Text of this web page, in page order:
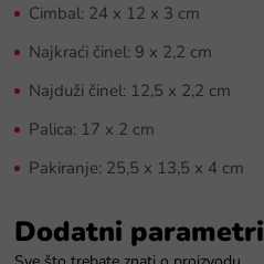
Cimbal: 24 x 12 x 3 cm
Najkraći činel: 9 x 2,2 cm
Najduži činel: 12,5 x 2,2 cm
Palica: 17 x 2 cm
Pakiranje: 25,5 x 13,5 x 4 cm
Dodatni parametri